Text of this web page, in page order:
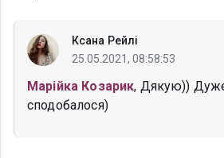
Ксана Рейлі
25.05.2021, 08:58:53
Марійка Козарик, Дякую))
сподобалося)